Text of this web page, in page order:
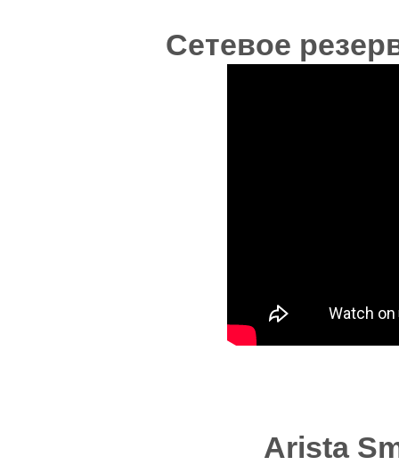
Сетевое
Arista